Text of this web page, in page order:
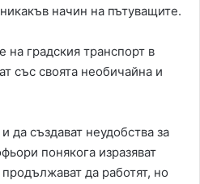
начин на пътуващите.
на градския транспорт в
със своята необичайна и
да създават неудобства за
понякога изразяват
да работят, но